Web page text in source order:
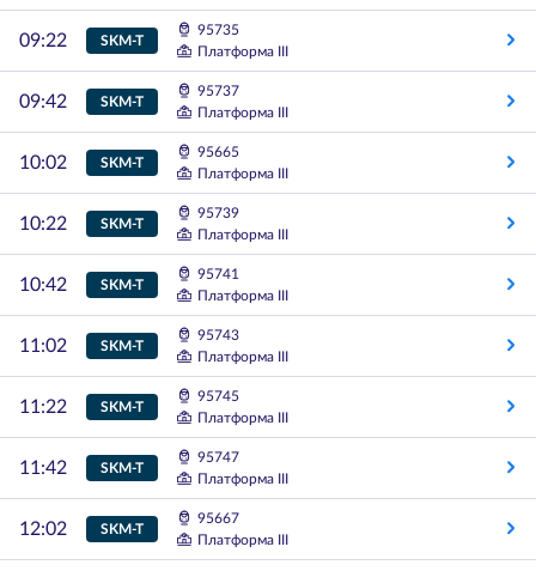
09:22 SKM-T
95735
Платформа III
09:42 SKM-T
95737
Платформа III
10:02 SKM-T
95665
Платформа III
10:22 SKM-T
95739
Платформа III
10:42 SKM-T
95741
Платформа III
11:02 SKM-T
95743
Платформа III
11:22 SKM-T
95745
Платформа III
11:42 SKM-T
95747
Платформа III
12:02 SKM-T
95667
Платформа III